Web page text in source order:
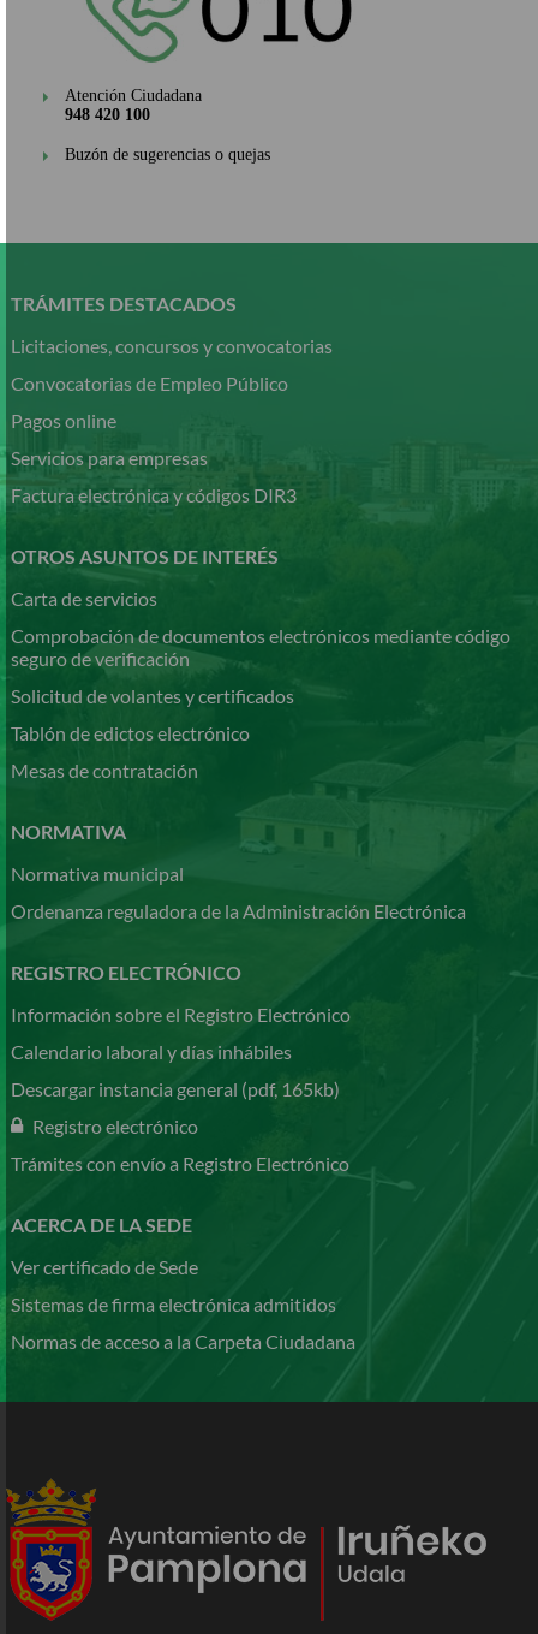
Atención Ciudadana
948 420 100
Buzón de sugerencias o quejas
contenido
TRÁMITES DESTACADOS
Licitaciones, concursos y convocatorias
Convocatorias de Empleo Público
Pagos online
Servicios para empresas
Factura electrónica y códigos DIR3
OTROS ASUNTOS DE INTERÉS
Carta de servicios
Comprobación de documentos electrónicos mediante código
seguro de verificación
Solicitud de volantes y certificados
Tablón de edictos electrónico
Mesas de contratación
NORMATIVA
Normativa municipal
Ordenanza reguladora de la Administración Electrónica
REGISTRO ELECTRÓNICO
Información sobre el Registro Electrónico
Calendario laboral y días inhábiles
Descargar instancia general (pdf, 165kb)
Registro electrónico
Trámites con envío a Registro Electrónico
ACERCA DE LA SEDE
Ver certificado de Sede
Sistemas de firma electrónica admitidos
Normas de acceso a la Carpeta Ciudadana